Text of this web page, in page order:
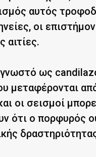
αυτός
οι
αιτίες.
ως
μεταφέρονται
οι σεισμοί
ότι ο πορφυρός